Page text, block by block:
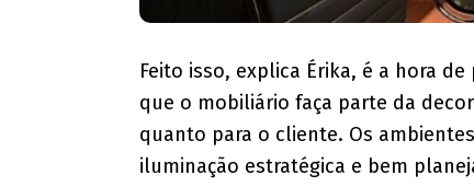
Feito isso, explica Érika, é a hora
que o mobiliário faça parte da
quanto para o cliente. Os
iluminação estratégica e bem